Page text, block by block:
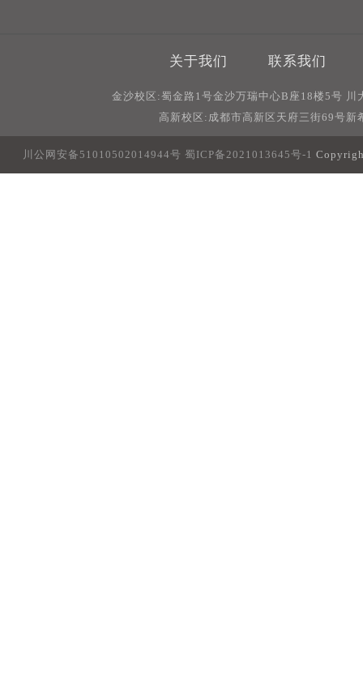
关于我们 联系我们
金沙校区:蜀金路1号金沙万瑞中心B座18楼5号
高新校区:成都市高新区天府三街69号
川公网安备51010502014944号 蜀ICP备2021013645号-1